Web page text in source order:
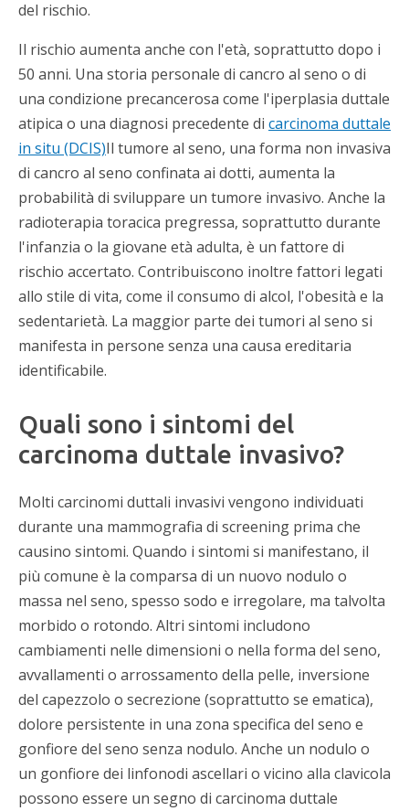
del rischio.
Il rischio aumenta anche con l'età, soprattutto dopo i
50 anni. Una storia personale di cancro al seno o di
una condizione precancerosa come l'iperplasia duttale
atipica o una diagnosi precedente di carcinoma duttale
in situ (DCIS)Il tumore al seno, una forma non invasiva
di cancro al seno confinata ai dotti, aumenta la
probabilità di sviluppare un tumore invasivo. Anche la
radioterapia toracica pregressa, soprattutto durante
l'infanzia o la giovane età adulta, è un fattore di
rischio accertato. Contribuiscono inoltre fattori legati
allo stile di vita, come il consumo di alcol, l'obesità e la
sedentarietà. La maggior parte dei tumori al seno si
manifesta in persone senza una causa ereditaria
identificabile.
Quali sono i sintomi del
carcinoma duttale invasivo?
Molti carcinomi duttali invasivi vengono individuati
durante una mammografia di screening prima che
causino sintomi. Quando i sintomi si manifestano, il
più comune è la comparsa di un nuovo nodulo o
massa nel seno, spesso sodo e irregolare, ma talvolta
morbido o rotondo. Altri sintomi includono
cambiamenti nelle dimensioni o nella forma del seno,
avvallamenti o arrossamento della pelle, inversione
del capezzolo o secrezione (soprattutto se ematica),
dolore persistente in una zona specifica del seno e
gonfiore del seno senza nodulo. Anche un nodulo o
un gonfiore dei linfonodi ascellari o vicino alla clavicola
possono essere un segno di carcinoma duttale